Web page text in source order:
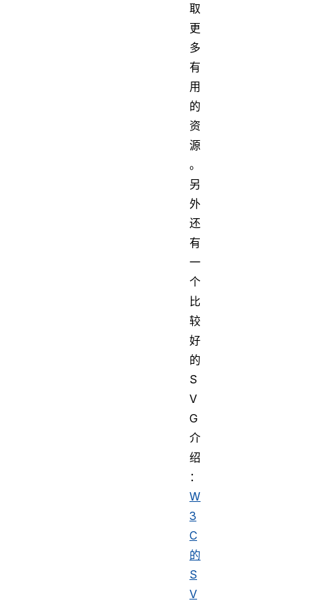
取
更
多
有
用
的
资
源
。
另
外
还
有
一
个
比
较
好
的
S
V
G
介
绍
：
W
3
C
的
S
V